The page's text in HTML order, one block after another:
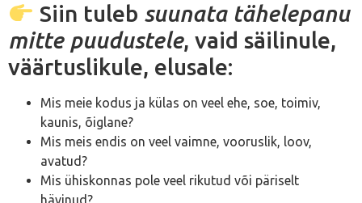
Siin tuleb suunata tähelepanu
mitte puudustele, vaid säilinule,
väärtuslikule, elusale:
Mis meie kodus ja külas on veel ehe, soe, toimiv,
kaunis, õiglane?
Mis meis endis on veel vaimne, vooruslik, loov,
avatud?
Mis ühiskonnas pole veel rikutud või päriselt